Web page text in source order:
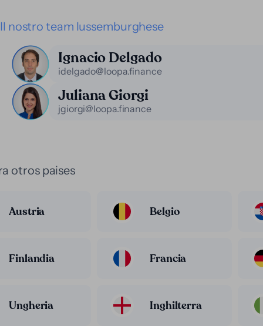
Il nostro team lussemburghese
Ignacio Delgado
idelgado@loopa.finance
Juliana Giorgi
jgiorgi@loopa.finance
otros paises
Austria Belgio
Finlandia Francia
Ungheria Inghilterra